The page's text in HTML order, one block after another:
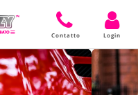
Contatto Login